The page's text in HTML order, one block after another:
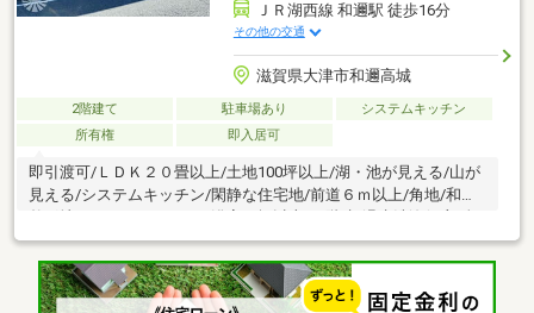
ＪＲ湖西線 和邇駅 徒歩16分
その他の交通
滋賀県大津市和邇高城
2階建て 駐車場あり
システムキッチン
所有権
即入居可
即引渡可/ＬＤＫ２０畳以上/土地100坪以上/湖・池が見える/山が
見える/システムキッチン/閑静な住宅地/前道６ｍ以上/角地/和室/
居室６畳以上